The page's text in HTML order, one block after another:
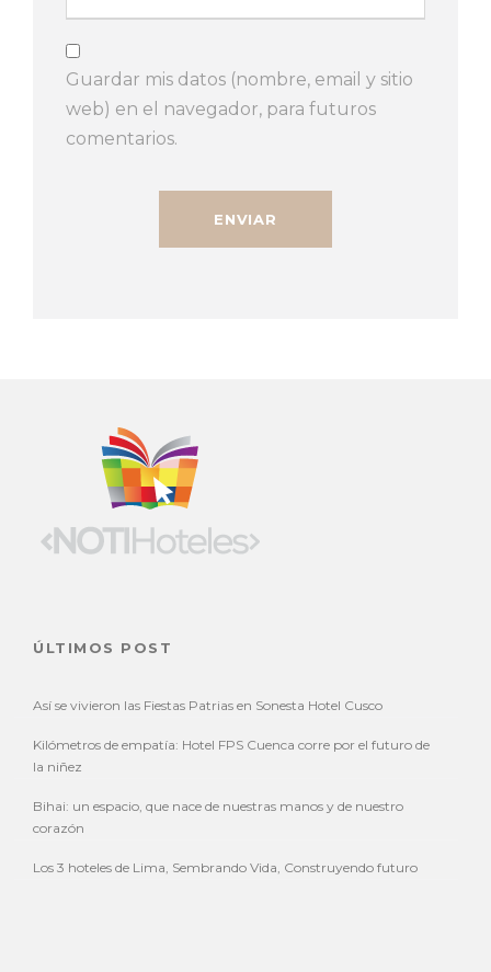
Guardar mis datos (nombre, email y sitio
web) en el navegador, para futuros
comentarios.
ÚLTIMOS POST
Así se vivieron las Fiestas Patrias en Sonesta Hotel Cusco
Kilómetros de empatía: Hotel FPS Cuenca corre por el futuro de
la niñez
Bihai: un espacio, que nace de nuestras manos y de nuestro
corazón
Los 3 hoteles de Lima, Sembrando Vida, Construyendo futuro